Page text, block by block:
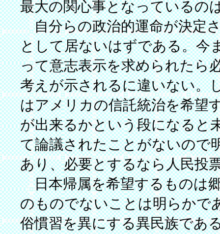
最大の関心事となっているの
自分らの政治的運命が決定
として居ないはずである。今
って意志表示を求められたら
考えが示されるに違いない。
はアメリカの信託統治を希望
が出来るかという段になると
て論議されたことがないので
あり、必要とするなら人民投
日本帰属を希望するものは
のものでないことは明らかで
俗慣習を異にする異民族であ